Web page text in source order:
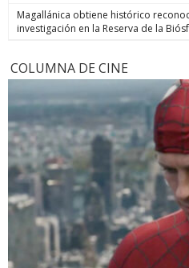
Magallánica obtiene histórico
investigación en la Reserva de la
COLUMNA DE CINE